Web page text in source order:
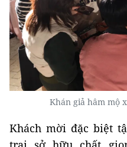
Khán giả hâm mộ
Khách mời đặc biệt